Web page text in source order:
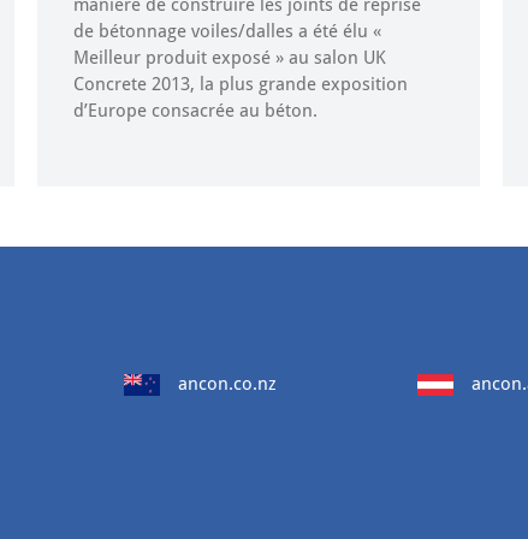
manière de construire les joints de reprise
de bétonnage voiles/dalles a été élu «
Meilleur produit exposé » au salon UK
Concrete 2013, la plus grande exposition
d’Europe consacrée au béton.
ancon.co.nz